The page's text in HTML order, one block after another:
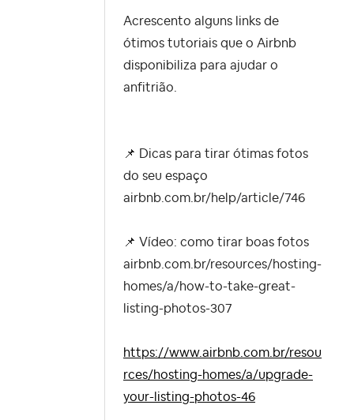
Acrescento alguns links de
ótimos tutoriais que o Airbnb
disponibiliza para ajudar o
anfitrião.
📌
Dicas para tirar ótimas fotos
do seu espaço
airbnb.com.br/help/article/746
📌 Vídeo: como tirar boas fotos
airbnb.com.br/resources/hosting-
homes/a/how-to-take-great-
listing-photos-307
https://www.airbnb.com.br/resou
rces/hosting-homes/a/upgrade-
your-listing-photos-46